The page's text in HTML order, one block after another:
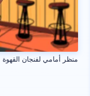
منظر أمامي لفنجان القهوة